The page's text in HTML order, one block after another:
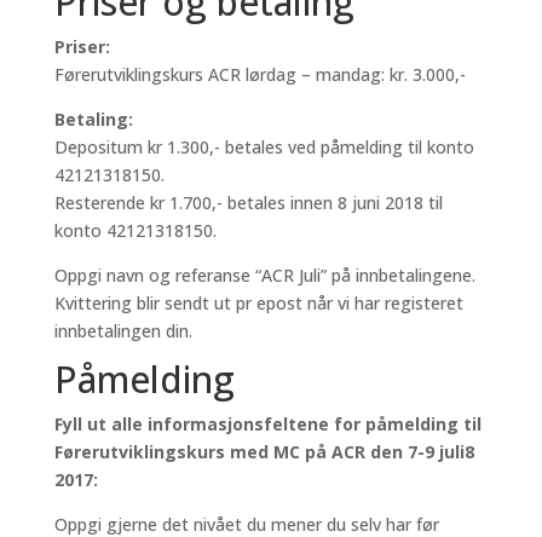
Priser:
Førerutviklingskurs ACR lørdag – mandag: kr. 3.000,-
Betaling:
Depositum kr 1.300,- betales ved påmelding til konto
42121318150.
Resterende kr 1.700,- betales innen 8 juni 2018 til
konto 42121318150.
Oppgi navn og referanse “ACR Juli” på innbetalingene.
Kvittering blir sendt ut pr epost når vi har registeret
innbetalingen din.
Påmelding
Fyll ut alle informasjonsfeltene for påmelding til
Førerutviklingskurs med MC på ACR den 7-9 juli8
2017:
Oppgi gjerne det nivået du mener du selv har før